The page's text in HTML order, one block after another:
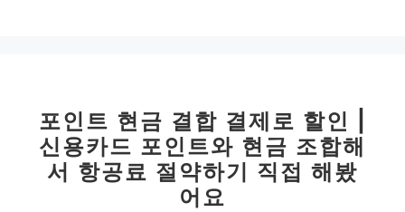
포인트 현금 결합 결제로 할인 |
신용카드 포인트와 현금 조합해
서 항공료 절약하기 직접 해봤
어요